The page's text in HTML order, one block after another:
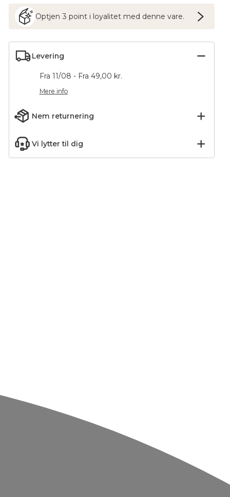
Optjen 3 pointi loyalitet med denne vare.
Levering
Fra 11/08 - Fra 49,00 kr.
Mere info
Nem returnering
Vi lytter til dig